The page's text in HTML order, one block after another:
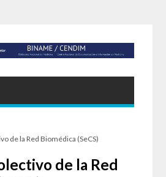
de la Red Biomédica (SeCS)
de la Red